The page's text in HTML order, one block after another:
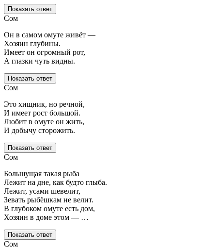
Показать ответ
Сом
Он в самом омуте живёт —
Хозяин глубины.
Имеет он огромный рот,
А глазки чуть видны.
Показать ответ
Сом
Это хищник, но речной,
И имеет рост большой.
Любит в омуте он жить,
И добычу сторожить.
Показать ответ
Сом
Большущая такая рыба
Лежит на дне, как будто глыба.
Лежит, усами шевелит,
Зевать рыбёшкам не велит.
В глубоком омуте есть дом,
Хозяин в доме этом — …
Показать ответ
Сом